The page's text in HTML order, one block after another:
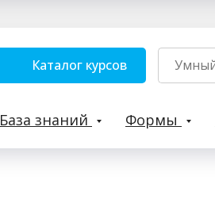
Каталог курсов
База знаний Формы